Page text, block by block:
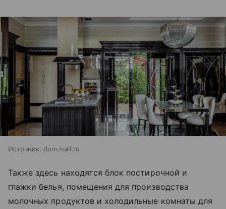
Источник: dom.mail.ru
Также здесь находятся блок постирочной и
глажки белья, помещения для производства
молочных продуктов и холодильные комнаты для